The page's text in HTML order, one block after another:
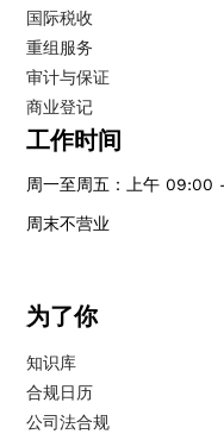
国际税收
重组服务
审计与保证
商业登记
工作时间
周一至周五：上午
周末不营业
为了你
知识库
合规日历
公司法合规